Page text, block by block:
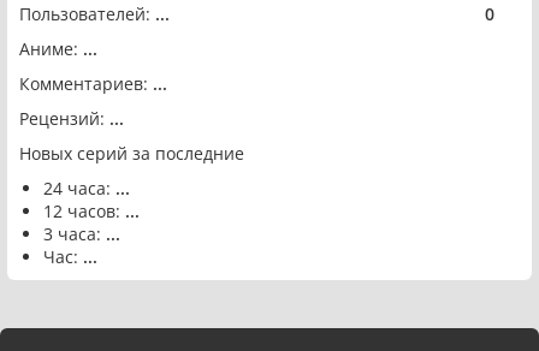
Пользователей: ... 0
Аниме: ...
Комментариев: ...
Рецензий: ...
Новых серий за последние
24 часа: ...
12 часов: ...
3 часа: ...
Час: ...